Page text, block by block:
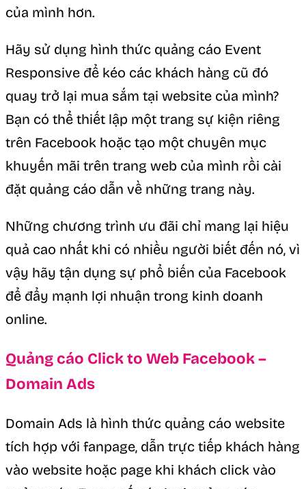
của mình hơn.
Hãy sử dụng hình thức quảng cáo Event
Responsive để kéo các khách hàng cũ đó
quay trở lại mua sắm tại website của mình?
Bạn có thể thiết lập một trang sự kiện riêng
trên Facebook hoặc tạo một chuyên mục
khuyến mãi trên trang web của mình rồi cài
đặt quảng cáo dẫn về những trang này.
Những chương trình ưu đãi chỉ mang lại hiệu
quả cao nhất khi có nhiều người biết đến nó, vì
vậy hãy tận dụng sự phổ biến của Facebook
để đẩy mạnh lợi nhuận trong kinh doanh
online.
Quảng cáo Click to Web Facebook –
Domain Ads
Domain Ads là hình thức quảng cáo website
tích hợp với fanpage, dẫn trực tiếp khách hàng
vào website hoặc page khi khách click vào